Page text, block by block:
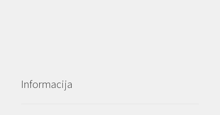
Informacija